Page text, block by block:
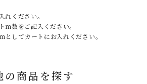
ください。
m数をご記入ください。
してカートにお入れください。
の商品を探す